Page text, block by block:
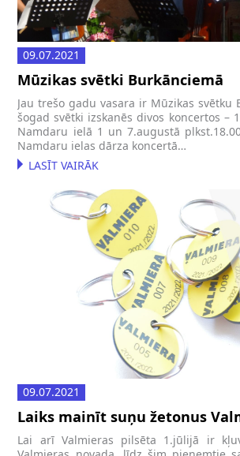
09.07.2021
Mūzikas svētki Burkānciemā
Jau trešo gadu vasara ir Mūzikas svētku
šogad svētki izskanēs divos koncertos –
Namdaru ielā 1 un 7.augustā
Namdaru ielas dārza koncertā…
LASĪT VAIRĀK
09.07.2021
Laiks mainīt suņu žetonus
Lai arī Valmieras pilsēta 1.jūlijā ir